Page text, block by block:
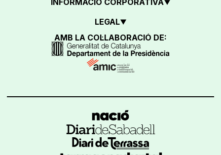
INFORMACIÓ CORPORATIVA
LEGAL
AMB LA COL·LABORACIÓ DE: